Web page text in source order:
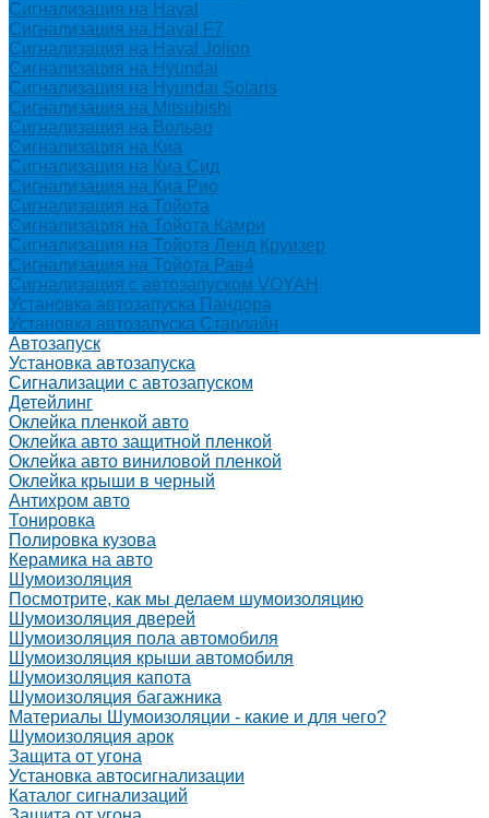
Сигнализация на Haval
Сигнализация на Haval F7
Сигнализация на Haval Jolion
Сигнализация на Hyundai
Сигнализация на Hyundai Solaris
Сигнализация на Mitsubishi
Сигнализация на Вольво
Сигнализация на Киа
Сигнализация на Киа Cид
Сигнализация на Киа Рио
Сигнализация на Тойота
Сигнализация на Тойота Камри
Сигнализация на Тойота Ленд Круизер
Сигнализация на Тойота Рав4
Сигнализация с автозапуском VOYAH
Установка автозапуска Пандора
Установка автозапуска Старлайн
Автозапуск
Установка автозапуска
Сигнализации с автозапуском
Детейлинг
Оклейка пленкой авто
Оклейка авто защитной пленкой
Оклейка авто виниловой пленкой
Оклейка крыши в черный
Антихром авто
Тонировка
Полировка кузова
Керамика на авто
Шумоизоляция
Посмотрите, как мы делаем шумоизоляцию
Шумоизоляция дверей
Шумоизоляция пола автомобиля
Шумоизоляция крыши автомобиля
Шумоизоляция капота
Шумоизоляция багажника
Материалы Шумоизоляции - какие и для чего?
Шумоизоляция арок
Защита от угона
Установка автосигнализации
Каталог сигнализаций